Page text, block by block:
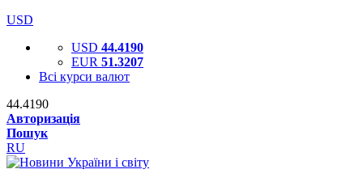
USD
USD 44.4190
EUR 51.3207
Всі курси валют
44.4190
Авторизація
Пошук
RU